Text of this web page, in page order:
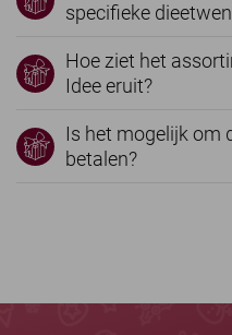
specifieke
Hoe ziet het
Idee eruit?
Is het mogelijk om
betalen?